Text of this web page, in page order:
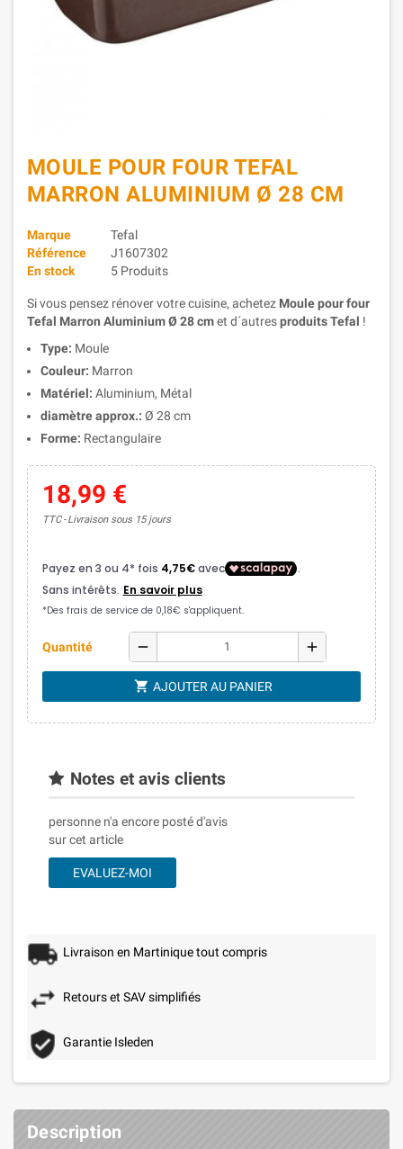
MOULE POUR FOUR TEFAL
MARRON ALUMINIUM Ø 28 CM
Marque
Tefal
Référence
J1607302
En stock
5 Produits
Si vous pensez rénover votre cuisine, achetez Moule pour four
Tefal Marron Aluminium Ø 28 cmet d´autresproduits Tefal !
Type: Moule
Couleur: Marron
Matériel: Aluminium, Métal
diamètre approx.: Ø 28 cm
Forme: Rectangulaire
18,99 €
TTC Livraison sous 15 jours
Quantité remove add
shopping_cart AJOUTER AU PANIER
Notes et avis clients
personne n'a encore posté d'avis
sur cet article
EVALUEZ-MOI
Livraison en Martinique tout compris
Retours et SAV simplifiés
Garantie Isleden
Description